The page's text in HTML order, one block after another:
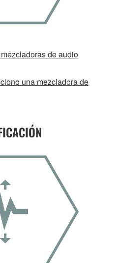
de audio
una mezcladora de